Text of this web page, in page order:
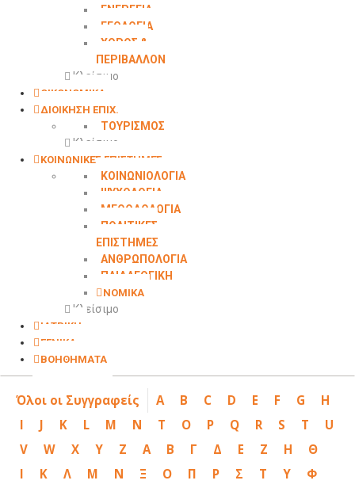
ΕΝΕΡΓΕΙΑ
ΓΕΩΛΟΓΙΑ
ΧΩΡΟΣ &
ΠΕΡΙΒΑΛΛΟΝ
Κλείσιμο
ΟΙΚΟΝΟΜΙΚΑ
ΔΙΟΙΚΗΣΗ ΕΠΙΧ.
ΤΟΥΡΙΣΜΟΣ
Κλείσιμο
ΚΟΙΝΩΝΙΚΕΣ ΕΠΙΣΤΗΜΕΣ
ΚΟΙΝΩΝΙΟΛΟΓΙΑ
ΨΥΧΟΛΟΓΙΑ
ΜΕΘΟΔΟΛΟΓΙΑ
ΠΟΛΙΤΙΚΕΣ
ΕΠΙΣΤΗΜΕΣ
ΑΝΘΡΩΠΟΛΟΓΙΑ
ΠΑΙΔΑΓΩΓΙΚΗ
ΝΟΜΙΚΑ
Κλείσιμο
ΙΑΤΡΙΚΗ
ΓΕΝΙΚΑ
ΒΟΗΘΗΜΑΤΑ
Όλοι οι Συγγραφείς A B C D E F G
H
I
J K L M N T O P Q R S T
U
V
W X Y Z Α Β Γ Δ Ε Ζ Η
Θ
Ι
Κ Λ Μ Ν Ξ Ο Π Ρ Σ Τ Υ
Φ